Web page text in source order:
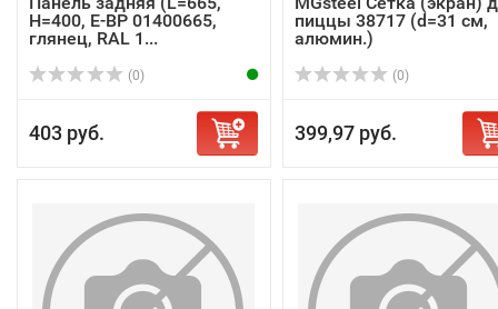
H=400, E-BP 01400665,
глянец, RAL 1...
(0)
403 руб.
пиццы 38717 (d=31 см,
алюмин.)
(0)
399,97 руб.